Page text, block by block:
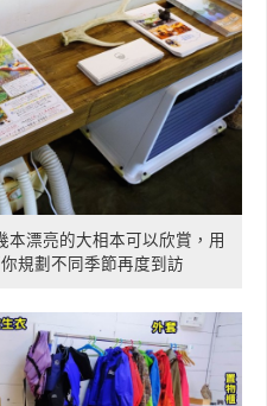
本漂亮的大相本可以欣賞，用
規劃不同季節再度到訪